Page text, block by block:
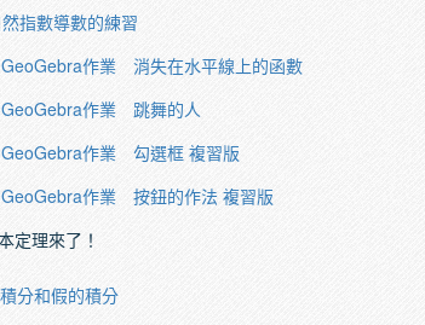
指數導數的練習
作業 消失在水平線上的函數
作業 跳舞的人
作業 勾選框 複習版
作業 按鈕的作法 複習版
定理來了！
分和假的積分